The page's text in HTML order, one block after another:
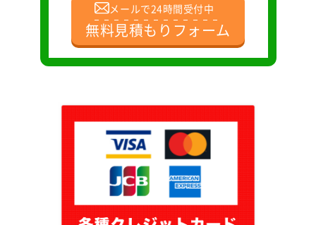
メールで24時間受付中
無料見積もりフォーム